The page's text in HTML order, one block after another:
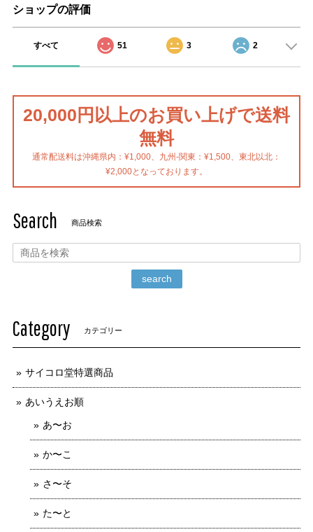
ショップの評価
すべて 51 3 2
20,000円以上のお買い上げで送料
無料
通常配送料は沖縄県内：¥1,000、九州-関東：¥1,500、東北以北：
¥2,000となっております。
Search 商品検索
search
Category カテゴリー
サイコロ堂特選商品
あいうえお順
あ〜お
か〜こ
さ〜そ
た〜と